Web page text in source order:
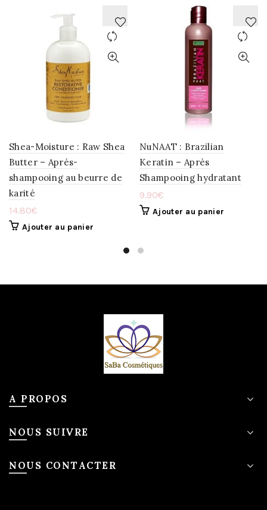
Shea-Moisture : Raw Shea
Butter – Aprés-
shampooing au beurre de
karité
14.80€
Ajouter au panier
NuNAAT : Brazilian
Keratin – Après
Shampooing hydratant
9.90€
Ajouter au panier
A PROPOS
NOUS SUIVRE
NOUS CONTACTER